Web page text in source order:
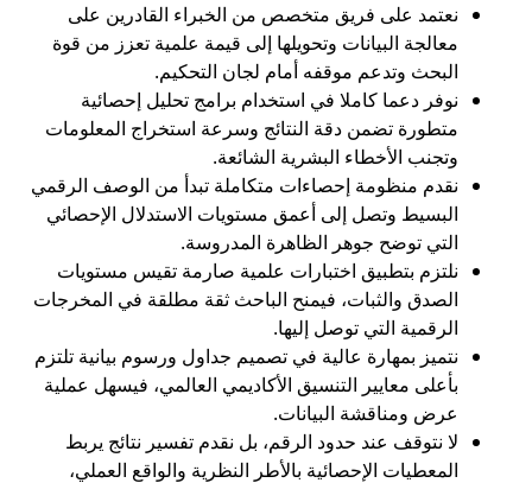
نعتمد على فريق متخصص من الخبراء القادرين على
معالجة البيانات وتحويلها إلى قيمة علمية تعزز من قوة
البحث وتدعم موقفه أمام لجان التحكيم.
نوفر دعما كاملا في استخدام برامج تحليل إحصائية
متطورة تضمن دقة النتائج وسرعة استخراج المعلومات
وتجنب الأخطاء البشرية الشائعة.
نقدم منظومة إحصاءات متكاملة تبدأ من الوصف الرقمي
البسيط وتصل إلى أعمق مستويات الاستدلال الإحصائي
التي توضح جوهر الظاهرة المدروسة.
نلتزم بتطبيق اختبارات علمية صارمة تقيس مستويات
الصدق والثبات، فيمنح الباحث ثقة مطلقة في المخرجات
الرقمية التي توصل إليها.
نتميز بمهارة عالية في تصميم جداول ورسوم بيانية تلتزم
بأعلى معايير التنسيق الأكاديمي العالمي، فيسهل عملية
عرض ومناقشة البيانات.
لا نتوقف عند حدود الرقم، بل نقدم تفسير نتائج يربط
المعطيات الإحصائية بالأطر النظرية والواقع العملي،